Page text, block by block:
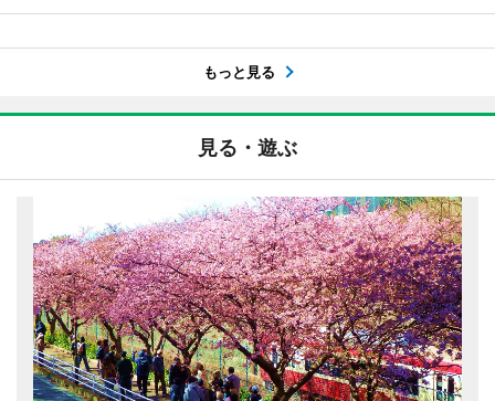
もっと見る
見る・遊ぶ